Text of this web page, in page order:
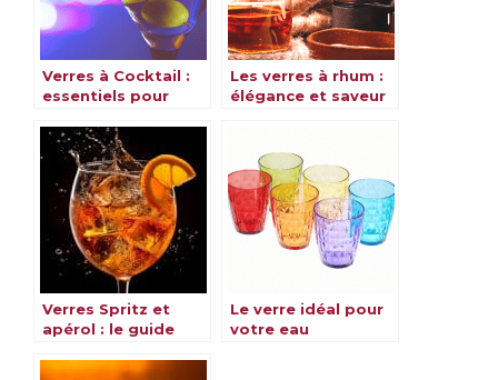
Verres à Cocktail :
essentiels pour
boissons préférées
Les verres à rhum :
élégance et saveur
Verres Spritz et
apérol : le guide
idéal
Le verre idéal pour
votre eau